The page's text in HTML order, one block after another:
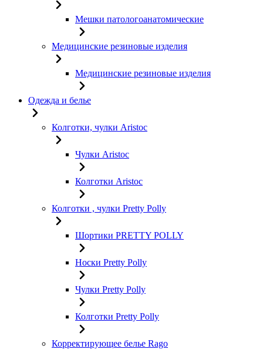
Мешки патологоанатомические
Медицинские резиновые изделия
Медицинские резиновые изделия
Одежда и белье
Колготки, чулки Aristoc
Чулки Aristoc
Колготки Aristoc
Колготки , чулки Pretty Polly
Шортики PRETTY POLLY
Носки Pretty Polly
Чулки Pretty Polly
Колготки Pretty Polly
Корректирующее белье Rago